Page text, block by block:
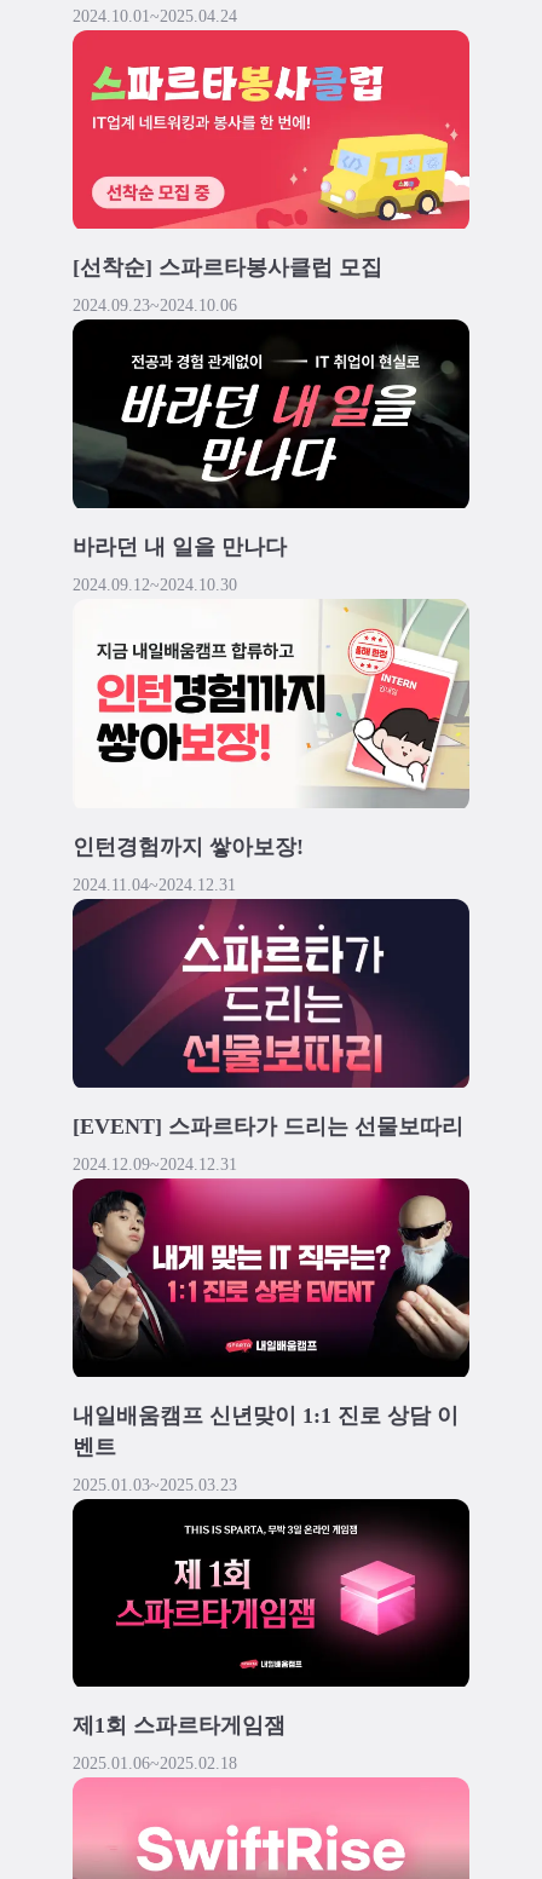
2024.10.01 ~2025.04.24
[선착순] 스파르타봉사클럽 모집
2024.09.23~2024.10.06
바라던 내 일을 만나다
2024.09.12~2024.10.30
인턴경험까지 쌓아보장!
2024.11.04~2024.12.31
[EVENT] 스파르타가 드리는 선물보따리
2024.12.09~2024.12.31
내일배움캠프 신년맞이 1:1 진로 상담 이
벤트
2025.01.03~2025.03.23
제1회 스파르타게임잼
2025.01.06~2025.02.18